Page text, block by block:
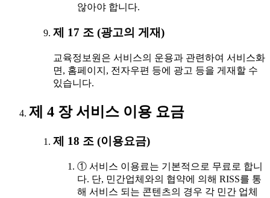
않아야 합니다.
제 17 조 (광고의 게재)
교육정보원은 서비스의 운용과 관련하여 서비스화
면, 홈페이지, 전자우편 등에 광고 등을 게재할 수
있습니다.
제 4 장 서비스 이용 요금
제 18 조 (이용요금)
① 서비스 이용료는 기본적으로 무료로 합니
다. 단, 민간업체와의 협약에 의해 RISS를 통
해 서비스 되는 콘텐츠의 경우 각 민간 업체